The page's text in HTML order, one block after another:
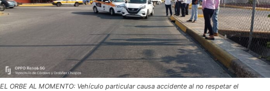
EL ORBE AL MOMENTO: Vehículo particular causa accidente al no respetar el